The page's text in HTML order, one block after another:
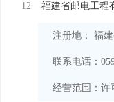
12 福建省邮电工程
注册地： 福
联系电话：
经营范围：